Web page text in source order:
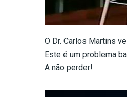
O Dr. Carlos Martins
Este é um problema
A não perder!